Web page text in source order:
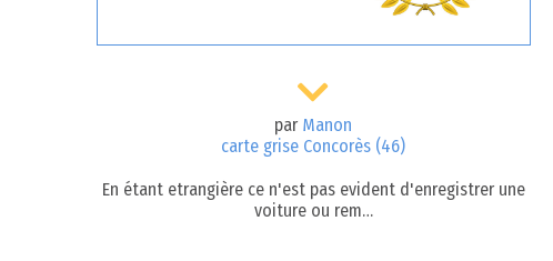
par Manon
carte grise Concorès (46)
En étant etrangière ce n'est pas evident d'enregistrer une
voiture ou rem…